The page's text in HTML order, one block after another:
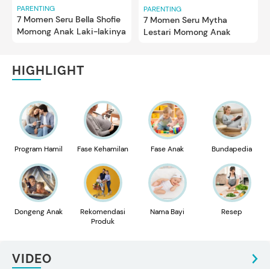
PARENTING
7 Momen Seru Bella Shofie
Momong Anak Laki-lakinya
PARENTING
7 Momen Seru Mytha
Lestari Momong Anak
HIGHLIGHT
Program Hamil Fase Kehamilan Fase Anak Bundapedia
Dongeng Anak
Rekomendasi
Produk
Nama Bayi Resep
VIDEO